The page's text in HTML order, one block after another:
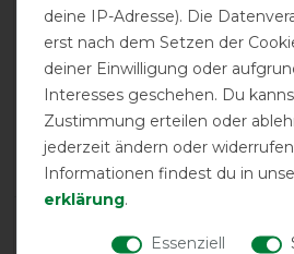
calculated from 2
Positive
100%
Neutral
0%
Negative
0%
deine IP-Adresse). Die
erst nach dem Setzen der
deiner Einwilligung oder
Interesses geschehen. Du
Zustimmung erteilen oder
jederzeit ändern oder
Informationen findest du in
erklärung.
Essenziell